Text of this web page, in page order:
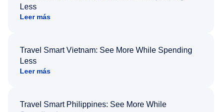
Less
Leer más
Travel Smart Vietnam: See More While Spending
Less
Leer más
Travel Smart Philippines: See More While